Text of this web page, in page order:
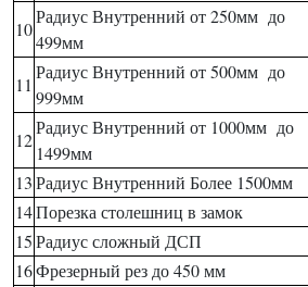
10
Радиус Внутренний от 250мм до
499мм
11
Радиус Внутренний от 500мм до
999мм
12
Радиус Внутренний от 1000мм до
1499мм
13Радиус Внутренний Более 1500мм
14Порезка столешниц в замок
15Радиус сложный ДСП
16Фрезерный рез до 450 мм